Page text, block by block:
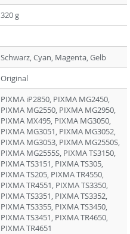
320 g
Schwarz, Cyan, Magenta, Gelb
Original
PIXMA iP2850, PIXMA MG2450,
PIXMA MG2550, PIXMA MG2950,
PIXMA MX495, PIXMA MG3050,
PIXMA MG3051, PIXMA MG3052,
PIXMA MG3053, PIXMA MG2550S,
PIXMA MG2555S, PIXMA TS3150,
PIXMA TS3151, PIXMA TS305,
PIXMA TS205, PIXMA TR4550,
PIXMA TR4551, PIXMA TS3350,
PIXMA TS3351, PIXMA TS3352,
PIXMA TS3355, PIXMA TS3450,
PIXMA TS3451, PIXMA TR4650,
PIXMA TR4651